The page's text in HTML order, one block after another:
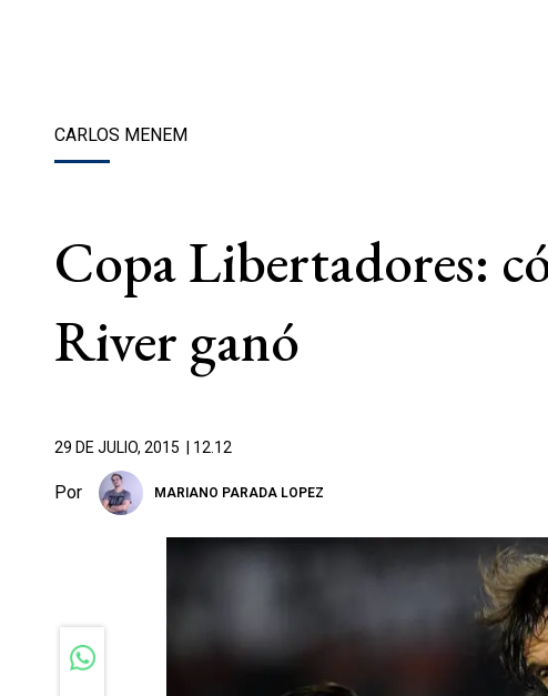
CARLOS MENEM
Copa Libertadores:
River ganó
29 DE JULIO, 2015 | 12.12
Por MARIANO PARADA LOPEZ